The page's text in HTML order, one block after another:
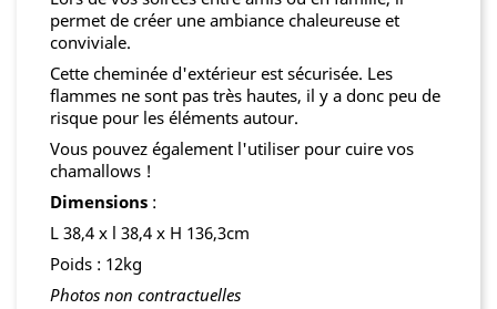
permet de créer une ambiance chaleureuse et
conviviale.
Cette cheminée d'extérieur est sécurisée. Les
flammes ne sont pas très hautes, il y a donc peu de
risque pour les éléments autour.
Vous pouvez également l'utiliser pour cuire vos
chamallows !
Dimensions :
L 38,4 x l 38,4 x H 136,3cm
Poids : 12kg
Photos non contractuelles